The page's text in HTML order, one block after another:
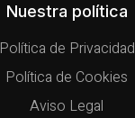
Nuestra política
Política de Privacidad
Política de Cookies
Aviso Legal